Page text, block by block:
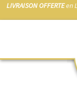
LIVRAISON OFFERTEen
Accueil
La